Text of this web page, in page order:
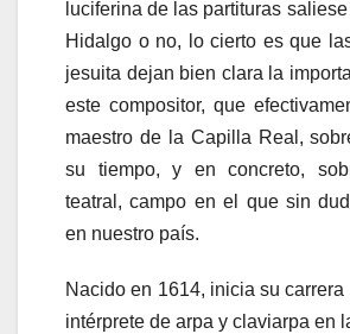
luciferina de las partituras
Hidalgo o no, lo cierto es que
jesuita dejan bien clara la
este compositor, que
maestro de la Capilla Real,
su tiempo, y en concreto,
teatral, campo en el que sin
en nuestro país.
Nacido en 1614, inicia su
intérprete de arpa y claviarpa en